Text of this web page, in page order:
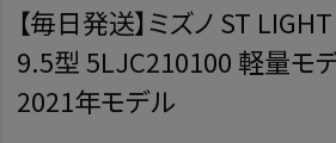
【毎日発送】ミズノ ST
9.5型 5LJC210100 軽量モ
2021年モデル